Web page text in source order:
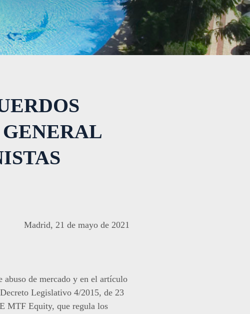
Madrid, 21 de mayo de 2021
de mercado y en el artículo
Legislativo 4/2015, de 23
MTF Equity, que regula los